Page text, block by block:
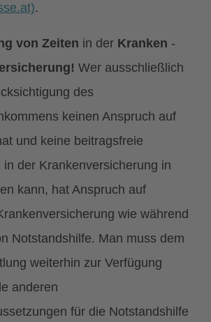
.
von Zeiten in der Kranken -
Wer ausschließlich
des
keinen Anspruch auf
und keine beitragsfreie
der Krankenversicherung in
kann, hat Anspruch auf
wie während
Notstandshilfe. Man muss dem
weiterhin zur Verfügung
anderen
für die Notstandshilfe